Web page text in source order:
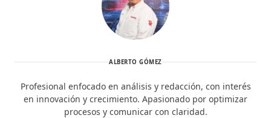
ALBERTO GÓMEZ
Profesional enfocado en análisis y redacción, con interés
en innovación y crecimiento. Apasionado por optimizar
procesos y comunicar con claridad.